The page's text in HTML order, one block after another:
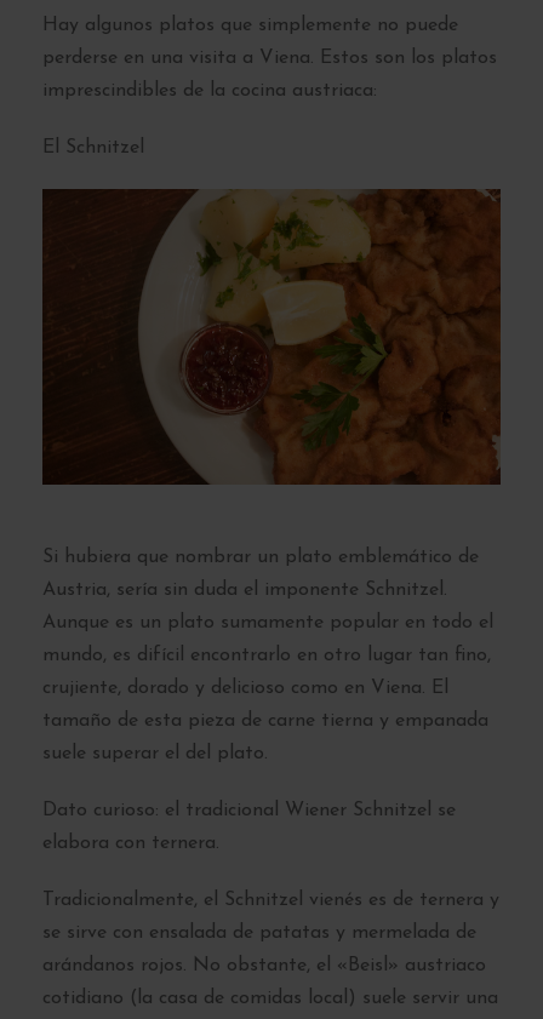
Hay algunos platos que simplemente no puede
perderse en una visita a Viena. Estos son los platos
imprescindibles de la cocina austriaca:
El Schnitzel
Si hubiera que nombrar un plato emblemático de
Austria, sería sin duda el imponente Schnitzel.
Aunque es un plato sumamente popular en todo el
mundo, es difícil encontrarlo en otro lugar tan fino,
crujiente, dorado y delicioso como en Viena. El
tamaño de esta pieza de carne tierna y empanada
suele superar el del plato.
Dato curioso: el tradicional Wiener Schnitzel se
elabora con ternera.
Tradicionalmente, el Schnitzel vienés es de ternera y
se sirve con ensalada de patatas y mermelada de
arándanos rojos. No obstante, el «Beisl» austriaco
cotidiano (la casa de comidas local) suele servir una